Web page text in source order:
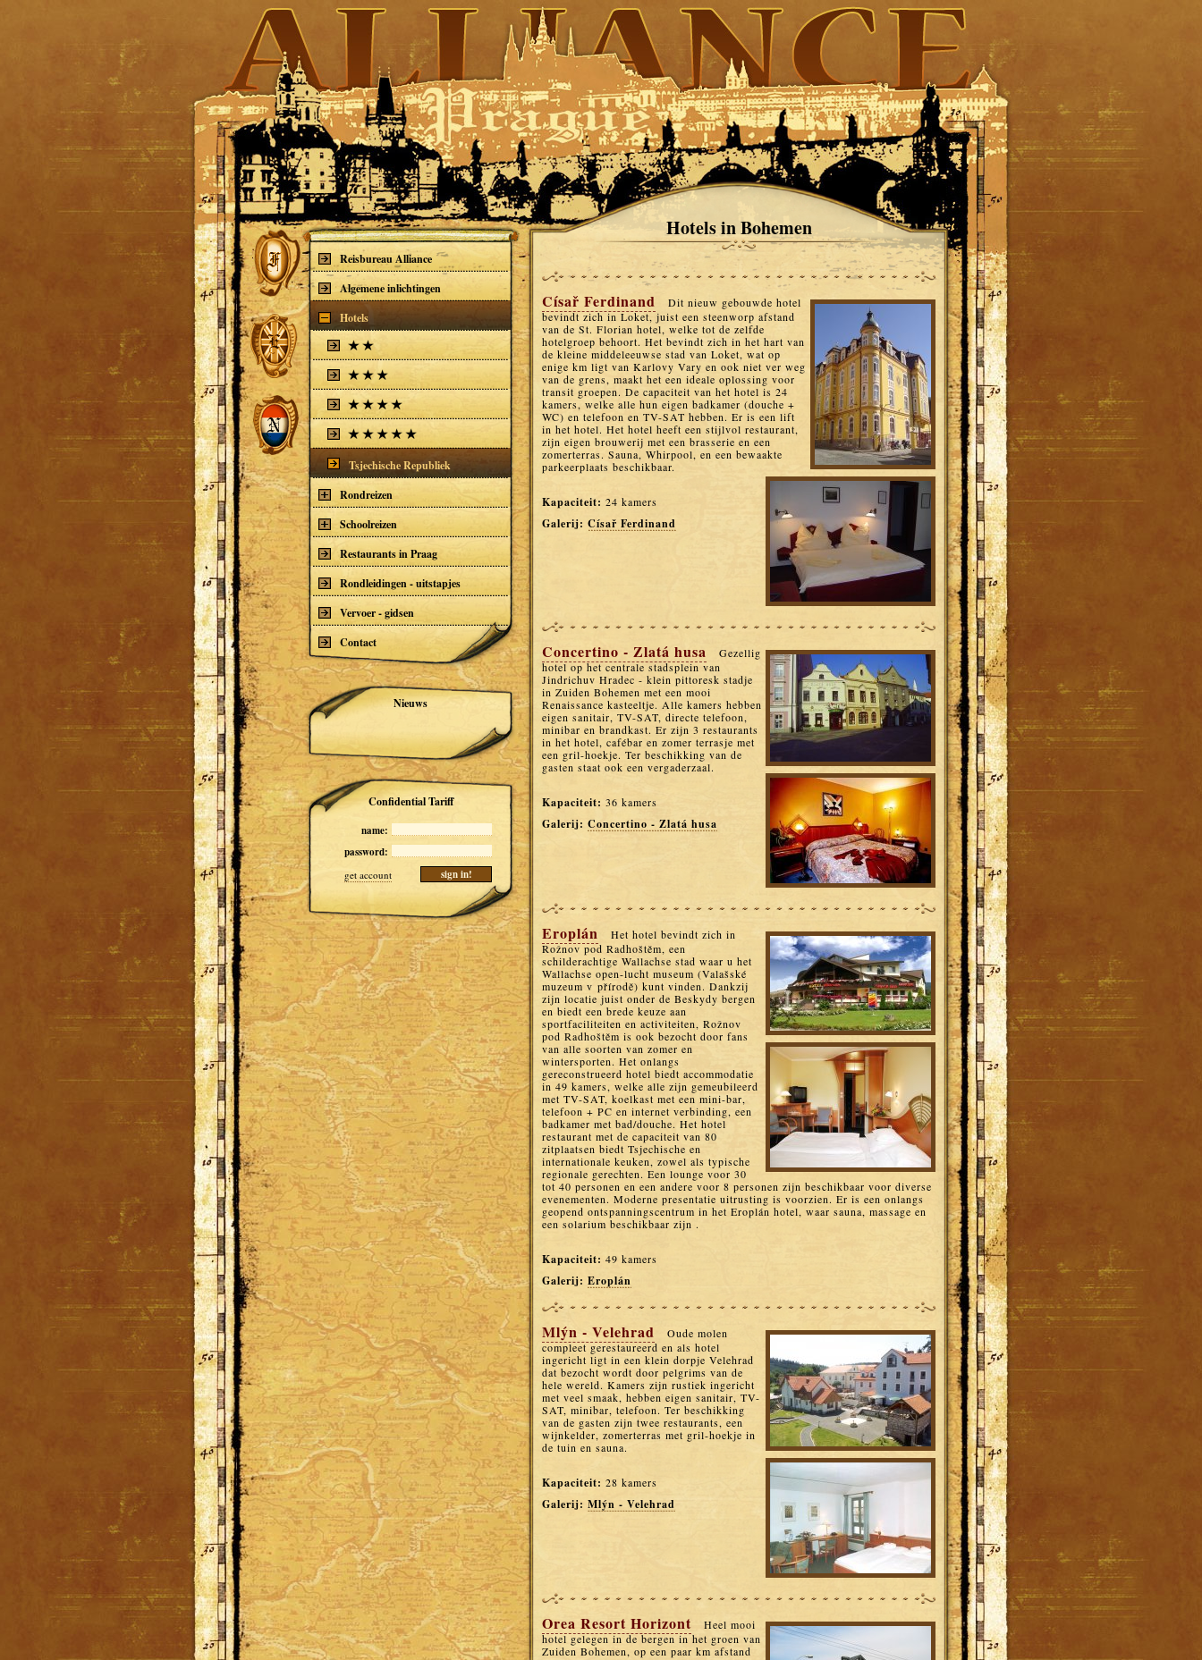
Hotels in Bohemen
Císař Ferdinand
Dit nieuw gebouwde hotel
bevindt zich in Loket, juist een steenworp afstand
van de St. Florian hotel, welke tot de zelfde
hotelgroep behoort. Het bevindt zich in het hart van
de kleine middeleeuwse stad van Loket, wat op
enige km ligt van Karlovy Vary en ook niet ver weg
van de grens, maakt het een ideale oplossing voor
transit groepen. De capaciteit van het hotel is 24
kamers, welke alle hun eigen badkamer (douche +
WC) en telefoon en TV-SAT hebben. Er is een lift
in het hotel. Het hotel heeft een stijlvol restaurant,
zijn eigen brouwerij met een brasserie en een
zomerterras. Sauna, Whirpool, en een bewaakte
parkeerplaats beschikbaar.
Kapaciteit: 24 kamers
Galerij: Císař Ferdinand
Concertino - Zlatá husa
Gezellig
hotel op het centrale stadsplein van
Jindrichuv Hradec - klein pittoresk stadje
in Zuiden Bohemen met een mooi
Renaissance kasteeltje. Alle kamers hebben
eigen sanitair, TV-SAT, directe telefoon,
minibar en brandkast. Er zijn 3 restaurants
in het hotel, cafébar en zomer terrasje met
een gril-hoekje. Ter beschikking van de
gasten staat ook een vergaderzaal.
Kapaciteit: 36 kamers
Galerij: Concertino - Zlatá husa
Eroplán
Het hotel bevindt zich in
Rožnov pod Radhoštěm, een
schilderachtige Wallachse stad waar u het
Wallachse open-lucht museum (Valašské
muzeum v přírodě) kunt vinden. Dankzij
zijn locatie juist onder de Beskydy bergen
en biedt een brede keuze aan
sportfaciliteiten en activiteiten, Rožnov
pod Radhoštěm is ook bezocht door fans
van alle soorten van zomer en
wintersporten. Het onlangs
gereconstrueerd hotel biedt accommodatie
in 49 kamers, welke alle zijn gemeubileerd
met TV-SAT, koelkast met een mini-bar,
telefoon + PC en internet verbinding, een
badkamer met bad/douche. Het hotel
restaurant met de capaciteit van 80
zitplaatsen biedt Tsjechische en
internationale keuken, zowel als typische
regionale gerechten. Een lounge voor 30
tot 40 personen en een andere voor 8 personen zijn beschikbaar voor diverse
evenementen. Moderne presentatie uitrusting is voorzien. Er is een onlangs
geopend ontspanningscentrum in het Eroplán hotel, waar sauna, massage en
een solarium beschikbaar zijn .
Kapaciteit: 49 kamers
Galerij: Eroplán
Mlýn - Velehrad
Oude molen
compleet gerestaureerd en als hotel
ingericht ligt in een klein dorpje Velehrad
dat bezocht wordt door pelgrims van de
hele wereld. Kamers zijn rustiek ingericht
met veel smaak, hebben eigen sanitair, TV-
SAT, minibar, telefoon. Ter beschikking
van de gasten zijn twee restaurants, een
wijnkelder, zomerterras met gril-hoekje in
de tuin en sauna.
Kapaciteit: 28 kamers
Galerij: Mlýn - Velehrad
Orea Resort Horizont
Heel mooi
hotel gelegen in de bergen in het groen van
Zuiden Bohemen, op een paar km afstand
Reisbureau Alliance
Algemene inlichtingen
Hotels
Tsjechische Republiek
Rondreizen
Schoolreizen
Restaurants in Praag
Rondleidingen - uitstapjes
Vervoer - gidsen
Contact
Nieuws
Confidential Tariff
name:
password:
get account